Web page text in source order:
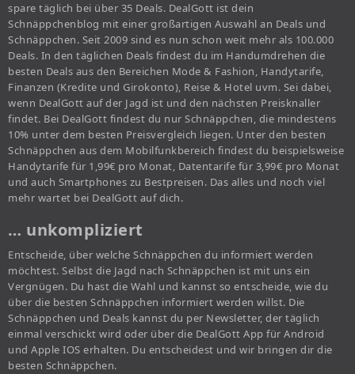
spare täglich bei über 35 Deals. DealGott ist dein
Schnäppchenblog mit einer großartigen Auswahl an Deals und
Schnäppchen. Seit 2009 sind es nun schon weit mehr als 100.000
Deals. In den täglichen Deals findest du im Handumdrehen die
besten Deals aus den Bereichen Mode & Fashion, Handytarife,
Finanzen (Kredite und Girokonto), Reise & Hotel uvm. Sei dabei,
wenn DealGott auf der Jagd ist und den nächsten Preisknaller
findet. Bei DealGott findest du nur Schnäppchen, die mindestens
10% unter dem besten Preisvergleich liegen. Unter den besten
Schnäppchen aus dem Mobilfunkbereich findest du beispielsweise
Handytarife für 1,99€ pro Monat, Datentarife für 3,99€ pro Monat
und auch Smartphones zu Bestpreisen. Das alles und noch viel
mehr wartet bei DealGott auf dich.
… unkompliziert
Entscheide, über welche Schnäppchen du informiert werden
möchtest. Selbst die Jagd nach Schnäppchen ist mit uns ein
Vergnügen. Du hast die Wahl und kannst so entscheide, wie du
über die besten Schnäppchen informiert werden willst. Die
Schnäppchen und Deals kannst du per Newsletter, der täglich
einmal verschickt wird oder über die DealGott App für Android
und Apple IOS erhalten. Du entscheidest und wir bringen dir die
besten Schnäppchen.